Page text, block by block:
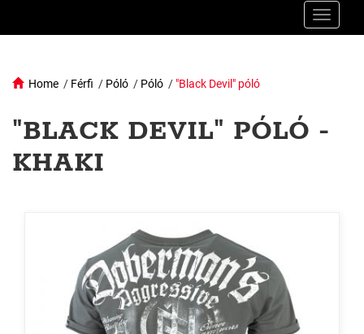
Toggle
Home / Férfi / Póló / Póló / "Black Devil" póló
"BLACK DEVIL" PÓLÓ -
KHAKI